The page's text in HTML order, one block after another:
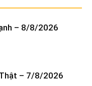
– 8/8/2026
– 7/8/2026